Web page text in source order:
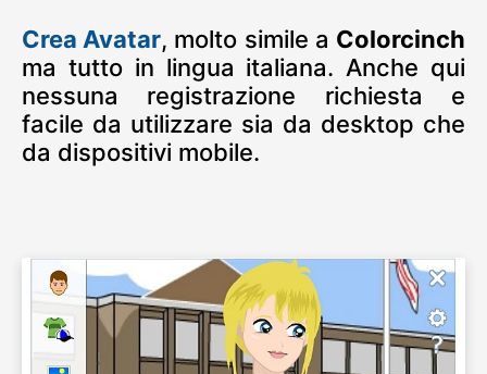
Crea Avatar, molto simile a Colorcinch
ma tutto in lingua italiana. Anche qui
nessuna registrazione richiesta e
facile da utilizzare sia da desktop che
da dispositivi mobile.